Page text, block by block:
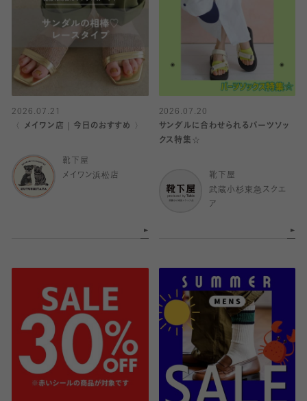
2026.07.21
〈 メイワン店｜今日のおすすめ 〉
靴下屋
メイワン浜松店
2026.07.20
サンダルに合わせられるパーツソッ
クス特集☆
靴下屋
武蔵小杉東急スクエ
ア